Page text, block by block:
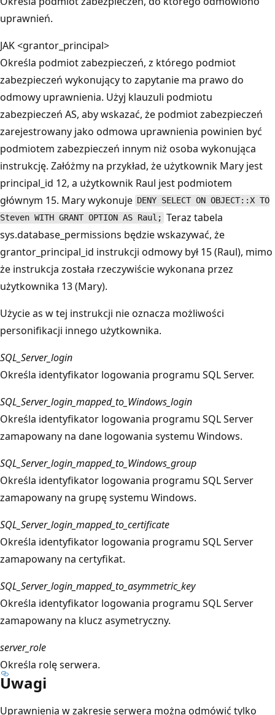
uprawnień.
JAK <grantor_principal>
Określa podmiot zabezpieczeń, z którego podmiot
zabezpieczeń wykonujący to zapytanie ma prawo do
odmowy uprawnienia. Użyj klauzuli podmiotu
zabezpieczeń AS, aby wskazać, że podmiot zabezpieczeń
zarejestrowany jako odmowa uprawnienia powinien być
podmiotem zabezpieczeń innym niż osoba wykonująca
instrukcję. Załóżmy na przykład, że użytkownik Mary jest
principal_id 12, a użytkownik Raul jest podmiotem
głównym 15. Mary wykonuje DENY SELECT ON OBJECT::X TO
Steven WITH GRANT OPTION AS Raul; Teraz tabela
sys.database_permissions będzie wskazywać, że
grantor_principal_id instrukcji odmowy był 15 (Raul), mimo
że instrukcja została rzeczywiście wykonana przez
użytkownika 13 (Mary).
Użycie as w tej instrukcji nie oznacza możliwości
personifikacji innego użytkownika.
SQL_Server_login
Określa identyfikator logowania programu SQL Server.
SQL_Server_login_mapped_to_Windows_login
Określa identyfikator logowania programu SQL Server
zamapowany na dane logowania systemu Windows.
SQL_Server_login_mapped_to_Windows_group
Określa identyfikator logowania programu SQL Server
zamapowany na grupę systemu Windows.
SQL_Server_login_mapped_to_certificate
Określa identyfikator logowania programu SQL Server
zamapowany na certyfikat.
SQL_Server_login_mapped_to_asymmetric_key
Określa identyfikator logowania programu SQL Server
zamapowany na klucz asymetryczny.
server_role
Określa rolę serwera.
Uwagi
Uprawnienia w zakresie serwera można odmówić tylko